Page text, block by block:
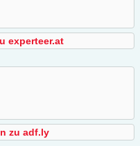
experteer.at
zu adf.ly